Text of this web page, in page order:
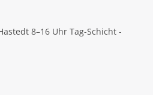
8–16 Uhr Tag-Schicht -